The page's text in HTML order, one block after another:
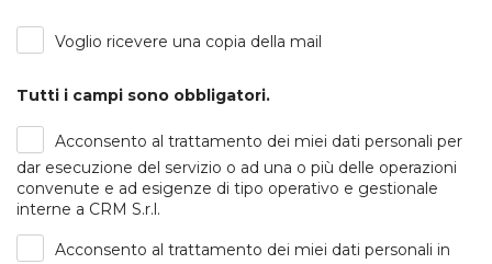
Voglio ricevere una copia della mail
Tutti i campi sono obbligatori.
Acconsento al trattamento dei miei dati personali per
dar esecuzione del servizio o ad una o più delle operazioni
convenute e ad esigenze di tipo operativo e gestionale
interne a CRM S.r.l.
Acconsento al trattamento dei miei dati personali in